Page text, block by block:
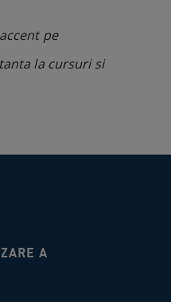
pe
la cursuri si
A